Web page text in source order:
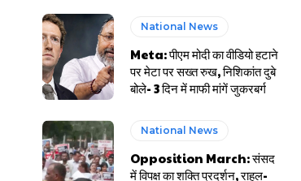
National News
Meta: पीएम मोदी का वीडियो हटाने
पर मेटा पर सख्त रुख, निशिकांत दुबे
बोले- 3 दिन में माफी मांगें जुकरबर्ग
National News
Opposition March: संसद
में विपक्ष का शक्ति प्रदर्शन, राहुल-